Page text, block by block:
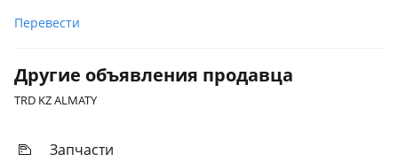
Перевести
Другие объявления продавца
TRD KZ ALMATY
Запчасти